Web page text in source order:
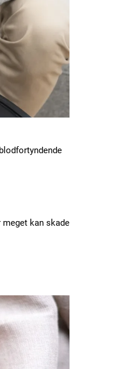
Praesent euismod ac
Ut mollis pellentesque tortor
Nullam eu erat condimentum
Donec quis est ac felis
Orci varius natoque dolor
YEARLY PRICING
kan skade